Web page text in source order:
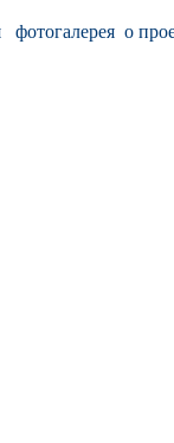
фотогалерея о